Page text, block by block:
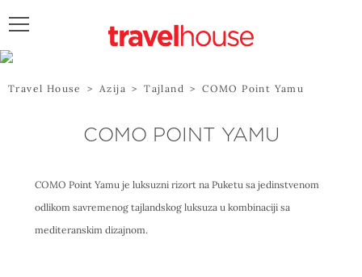
Travel House > Azija > Tajland > COMO Point Yamu
COMO POINT YAMU
COMO Point Yamu je luksuzni rizort na Puketu sa jedinstvenom
odlikom savremenog tajlandskog luksuza u kombinaciji sa
mediteranskim dizajnom.